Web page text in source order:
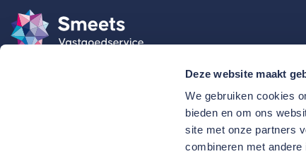
Deze website maakt
We gebruiken cookies
bieden en om ons
site met onze partners
combineren met